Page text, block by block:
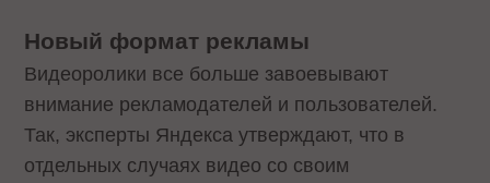
Новый формат рекламы
Видеоролики все больше завоевывают
внимание рекламодателей и пользователей.
Так, эксперты Яндекса утверждают, что в
отдельных случаях видео со своим